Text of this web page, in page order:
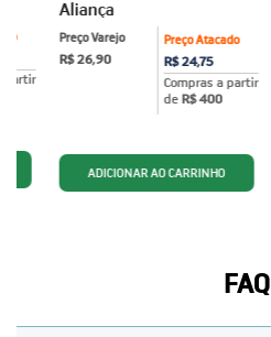
partir
Aliança
Preço Atacado
R$ 24,75
Compras a partir
de R$ 400
Preço Varejo
R$ 26,90
FAQ